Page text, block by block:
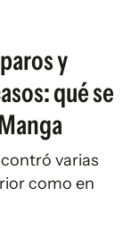
y
qué se
varias
como en